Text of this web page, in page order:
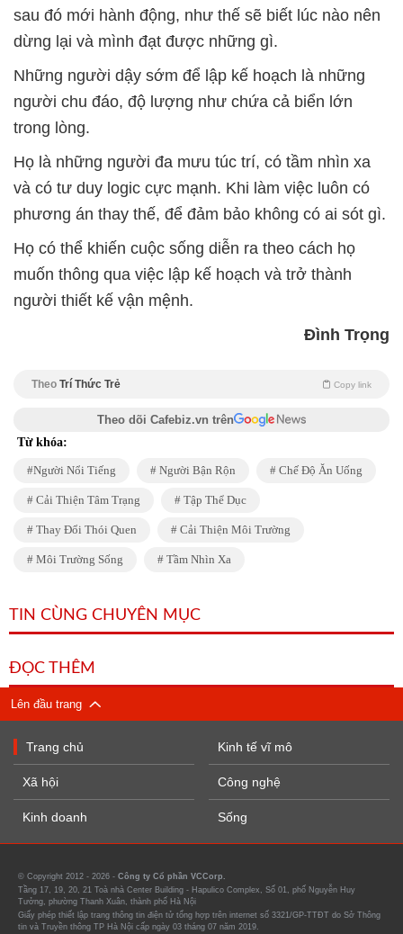
sau đó mới hành động, như thế sẽ biết lúc nào nên
dừng lại và mình đạt được những gì.
Những người dậy sớm để lập kế hoạch là những
người chu đáo, độ lượng như chứa cả biển lớn
trong lòng.
Họ là những người đa mưu túc trí, có tầm nhìn xa
và có tư duy logic cực mạnh. Khi làm việc luôn có
phương án thay thế, để đảm bảo không có ai sót gì.
Họ có thể khiến cuộc sống diễn ra theo cách họ
muốn thông qua việc lập kế hoạch và trở thành
người thiết kế vận mệnh.
Đình Trọng
Theo Trí Thức Trẻ Copy link
Theo dõi Cafebiz.vn trên
Từ khóa:
Người Nổi Tiếng Người Bận Rộn Chế Độ Ăn Uống
Cải Thiện Tâm Trạng Tập Thể Dục
Thay Đổi Thói Quen Cải Thiện Môi Trường
Môi Trường Sống Tầm Nhìn Xa
TIN CÙNG CHUYÊN MỤC
ĐỌC THÊM
Lên đầu trang
Trang chủ
Xã hội
Kinh doanh
Kinh tế vĩ mô
Công nghệ
Sống
© Copyright 2012 - 2026 - Công ty Cổ phần VCCorp.
Tầng 17, 19, 20, 21 Toà nhà Center Building - Hapulico Complex, Số 01, phố Nguyễn Huy
Tưởng, phường Thanh Xuân, thành phố Hà Nội
Giấy phép thiết lập trang thông tin điện tử tổng hợp trên internet số 3321/GP-TTĐT do Sở Thông
tin và Truyền thông TP Hà Nội cấp ngày 03 tháng 07 năm 2019.